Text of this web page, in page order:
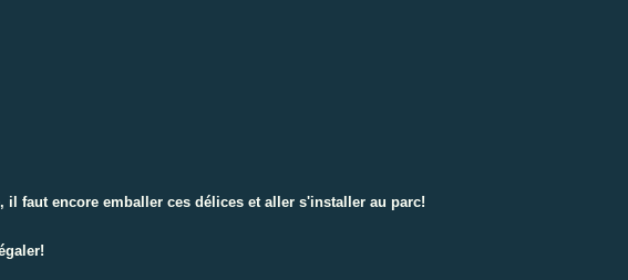
il faut encore emballer ces délices et aller s'installer au parc!